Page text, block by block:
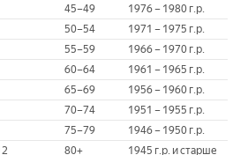
45–49
1976 – 1980 г.р.
50–54
1971 – 1975 г.р.
55–59
1966 – 1970 г.р.
60–64
1961 – 1965 г.р.
65–69
1956 – 1960 г.р.
70–74
1951 – 1955 г.р.
75–79
1946 – 1950 г.р.
80+ 1945 г.р. и старше